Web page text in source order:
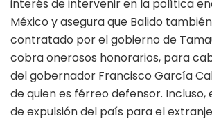
interés de intervenir en la política
México y asegura que Balido
contratado por el gobierno de
cobra onerosos honorarios, para
del gobernador Francisco García
de quien es férreo defensor. Incluso,
de expulsión del país para el